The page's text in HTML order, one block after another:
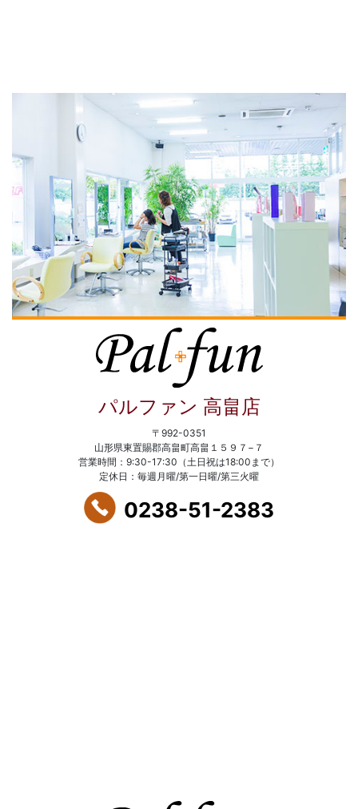
パルファン 高畠店
〒992-0351
山形県東置賜郡高畠町高畠１５９７−７
営業時間：9:30-17:30（土日祝は18:00まで）
定休日：毎週月曜/第一日曜/第三火曜
0238-51-2383